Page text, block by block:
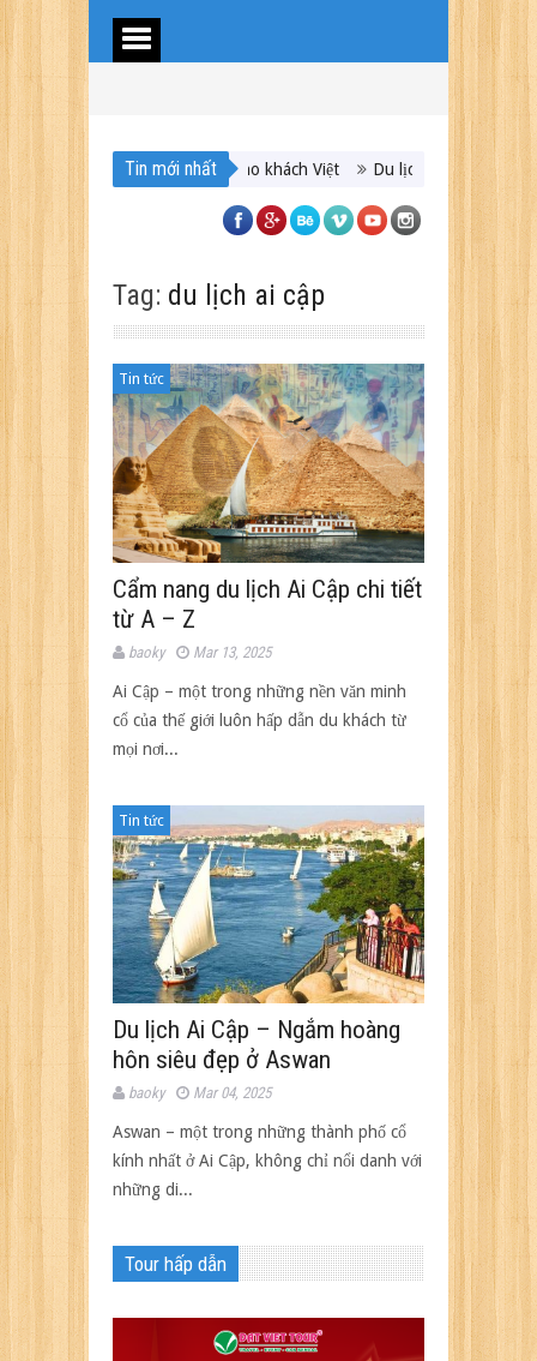
Tin mới nhất
du lịch Trung Á lần đầu cho khách Việt Du lịch Maldives – Lần
Tag: du lịch ai cập
Tin tức
Cẩm nang du lịch Ai Cập chi tiết
từ A – Z
baoky Mar 13, 2025
Ai Cập – một trong những nền văn minh
cổ của thế giới luôn hấp dẫn du khách từ
mọi nơi...
Tin tức
Du lịch Ai Cập – Ngắm hoàng
hôn siêu đẹp ở Aswan
baoky Mar 04, 2025
Aswan – một trong những thành phố cổ
kính nhất ở Ai Cập, không chỉ nổi danh với
những di...
Tour hấp dẫn